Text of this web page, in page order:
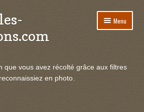
Menu
le
que vous avez récolté grâce aux filtres
en photo.